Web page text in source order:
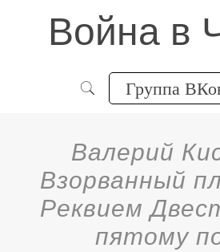
Война в
Группа
Валерий
Взорванный
Реквием
пятому